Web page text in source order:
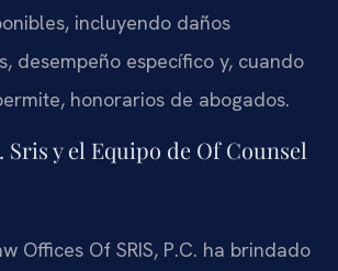
incluyendo daños
desempeño específico y, cuando
honorarios de abogados.
Sris y el Equipo de Of Counsel
Offices Of SRIS, P.C. ha brindado